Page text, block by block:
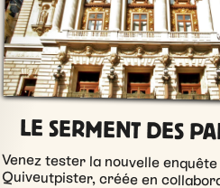
LE SERMENT DES
Venez tester la nouvelle enquête
Quiveutpister, créée en collaboration
avec le Pavillon de l’Arsenal. Un jeu
unique dans les rues du berceau de
Paris, pour défier les épreuves des